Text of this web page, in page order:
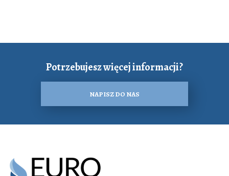
Potrzebujesz więcej informacji?
NAPISZ DO NAS